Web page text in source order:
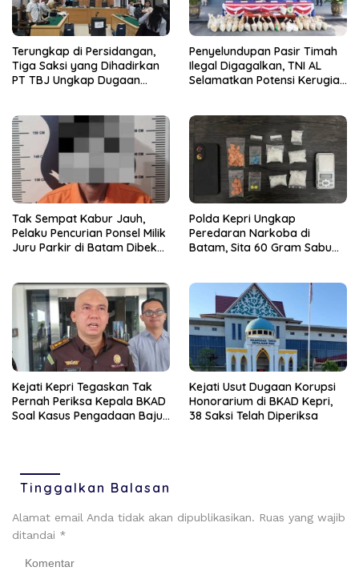
Terungkap di Persidangan,
Tiga Saksi yang Dihadirkan
PT TBJ Ungkap Dugaan
di Lingga
Penyelundupan Pasir Timah
Ilegal Digagalkan, TNI AL
Selamatkan Potensi Kerugian
Tak Sempat Kabur Jauh,
Pelaku Pencurian Ponsel Milik
Juru Parkir di Batam Dibekuk
Polda Kepri Ungkap
Peredaran Narkoba di
Batam, Sita 60 Gram Sabu
Kejati Kepri Tegaskan Tak
Pernah Periksa Kepala BKAD
Soal Kasus Pengadaan Baju
Kejati Usut Dugaan Korupsi
Honorarium di BKAD Kepri,
38 Saksi Telah Diperiksa
Tinggalkan Balasan
Alamat email Anda tidak akan dipublikasikan. Ruas yang wajib
ditandai *